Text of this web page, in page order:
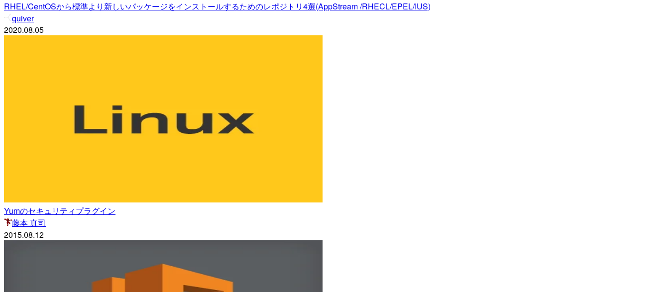
RHEL/CentOSから標準より新しいパッケージをインストールするためのレポジトリ4選(AppStream /RHECL/EPEL/IUS)
quiver
2020.08.05
Yumのセキュリティプラグイン
藤本 真司
2015.08.12